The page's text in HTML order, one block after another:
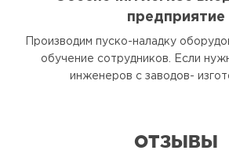
предприятие
Производим пуско-наладку
обучение сотрудников. Если
инженеров с заводов-
ОТЗЫВЫ